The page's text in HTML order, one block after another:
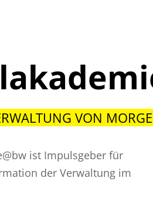
VON
ist Impulsgeber für
der Verwaltung im